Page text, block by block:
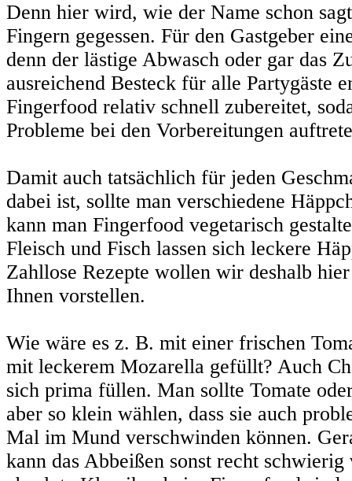
Denn hier wird, wie der Name schon
Fingern gegessen. Für den Gastgeber
denn der lästige Abwasch oder gar das
ausreichend Besteck für alle Partygäste
Fingerfood relativ schnell zubereitet,
Probleme bei den Vorbereitungen
Damit auch tatsächlich für jeden
dabei ist, sollte man verschiedene
kann man Fingerfood vegetarisch
Fleisch und Fisch lassen sich leckere
Zahllose Rezepte wollen wir deshalb
Ihnen vorstellen.
Wie wäre es z. B. mit einer frischen
mit leckerem Mozarella gefüllt? Auch
sich prima füllen. Man sollte Tomate
aber so klein wählen, dass sie auch
Mal im Mund verschwinden können.
kann das Abbeißen sonst recht